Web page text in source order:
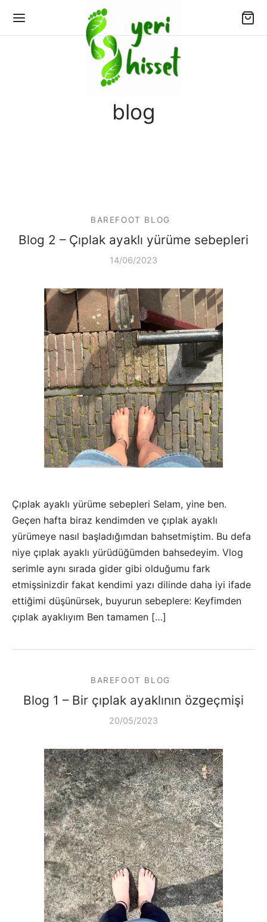
blog
BAREFOOT BLOG
Blog 2 – Çıplak ayaklı yürüme sebepleri
14/06/2023
Çıplak ayaklı yürüme sebepleri Selam, yine ben.
Geçen hafta biraz kendimden ve çıplak ayaklı
yürümeye nasıl başladığımdan bahsetmiştim. Bu defa
niye çıplak ayaklı yürüdüğümden bahsedeyim. Vlog
serimle aynı sırada gider gibi olduğumu fark
etmişsinizdir fakat kendimi yazı dilinde daha iyi ifade
ettiğimi düşünürsek, buyurun sebeplere: Keyfimden
çıplak ayaklıyım Ben tamamen […]
BAREFOOT BLOG
Blog 1 – Bir çıplak ayaklının özgeçmişi
20/05/2023
Markası Hakkında
Sıkça Sorulan Sorular
Ölçü Rehberi
Bakım Rehberi
yapmak ister misiniz ?
Blog
yapmak ister misiniz ?